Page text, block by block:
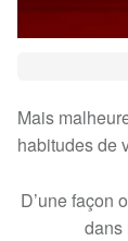
Mais
habitudes de
D’une façon
dans